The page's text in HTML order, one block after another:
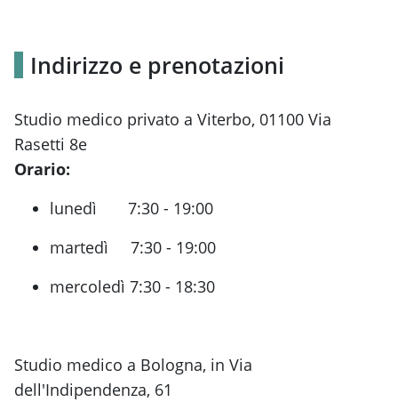
Indirizzo e prenotazioni
Studio medico privato a Viterbo, 01100 Via
Rasetti 8e
Orario:
lunedì 7:30 - 19:00
martedì 7:30 - 19:00
mercoledì 7:30 - 18:30
Studio medico a Bologna, in Via
dell'Indipendenza, 61